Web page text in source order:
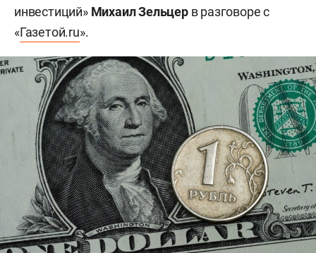
инвестиций» Михаил Зельцерв разговоре с
«Газетой.ru».